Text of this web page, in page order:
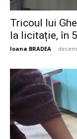
Tricoul lui
la licitație, în
Ioana BRADEA -